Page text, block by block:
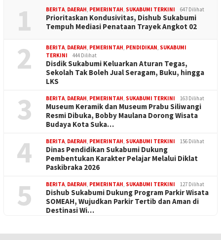
1 BERITA, DAERAH, PEMERINTAH, SUKABUMI TERKINI 647 Dilihat
Prioritaskan Kondusivitas, Dishub Sukabumi
Tempuh Mediasi Penataan Trayek Angkot 02
2 BERITA, DAERAH, PEMERINTAH, PENDIDIKAN, SUKABUMI
TERKINI
444 Dilihat
Disdik Sukabumi Keluarkan Aturan Tegas,
Sekolah Tak Boleh Jual Seragam, Buku, hingga
LKS
3 BERITA, DAERAH, PEMERINTAH, SUKABUMI TERKINI 163 Dilihat
Museum Keramik dan Museum Prabu Siliwangi
Resmi Dibuka, Bobby Maulana Dorong Wisata
Budaya Kota Suka…
4 BERITA, DAERAH, PEMERINTAH, SUKABUMI TERKINI 156 Dilihat
Dinas Pendidikan Sukabumi Dukung
Pembentukan Karakter Pelajar Melalui Diklat
Paskibraka 2026
5 BERITA, DAERAH, PEMERINTAH, SUKABUMI TERKINI 127 Dilihat
Dishub Sukabumi Dukung Program Parkir Wisata
SOMEAH, Wujudkan Parkir Tertib dan Aman di
Destinasi Wi…